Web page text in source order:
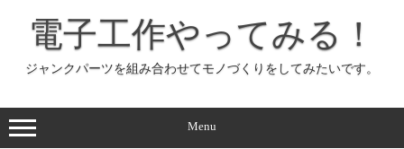
ッ
プ
電子工作やってみる！
ジャンクパーツを組み合わせてモノづくりをしてみたいです。
Menu